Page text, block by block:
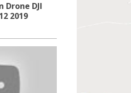
Drone DJI
- 22 12 2019